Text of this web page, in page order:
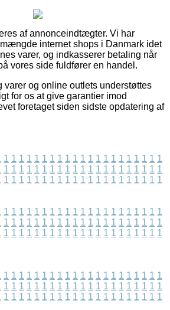
af annonceindtægter. Vi har
internet shops i Danmark idet
varer, og indkasserer betaling når
vores side fuldfører en handel.
varer og online outlets understøttes
for os at give garantier imod
foretaget siden sidste opdatering af
1 1 1 1 1 1 1 1 1 1 1 1 1 1 1 1 1 1 1 1 1
1 1 1 1 1 1 1 1 1 1 1 1 1 1 1 1 1 1 1 1 1
1 1 1 1 1 1 1 1 1 1 1 1 1 1 1 1 1 1 1 1 1
1 1 1 1 1 1 1 1 1 1 1 1 1 1 1 1 1 1 1 1 1
1 1 1 1 1 1 1 1 1 1 1 1 1 1 1 1 1 1 1 1 1
1 1 1 1 1 1 1 1 1 1 1 1 1 1 1 1 1 1 1 1 1
1 1 1 1 1 1 1 1 1 1 1 1 1 1 1 1 1 1 1 1 1
1 1 1 1 1 1 1 1 1 1 1 1 1 1 1 1 1 1 1 1 1
1 1 1 1 1 1 1 1 1 1 1 1 1 1 1 1 1 1 1 1 1